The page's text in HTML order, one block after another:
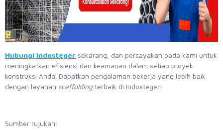
Hubungi Indosteger sekarang, dan percayakan pada kami untuk
meningkatkan efisiensi dan keamanan dalam setiap proyek
konstruksi Anda. Dapatkan pengalaman bekerja yang lebih baik
dengan layanan scaffoldingterbaik di Indosteger!
Sumber rujukan: